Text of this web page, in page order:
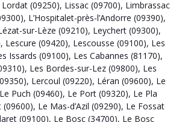
Lordat (09250), Lissac (09700), Limbrassac
, L’Hospitalet-près-l’Andorre (09390),
sur-Lèze (09210), Leychert (09300),
, Lescure (09420), Lescousse (09100), Les
Issards (09100), Les Cabannes (81170),
, Les Bordes-sur-Lez (09800), Les
, Lercoul (09220), Léran (09600), Le
Le Puch (09460), Le Port (09320), Le Pla
(09600), Le Mas-d’Azil (09290), Le Fossat
(09100), Le Bosc (34700), Le Bosc